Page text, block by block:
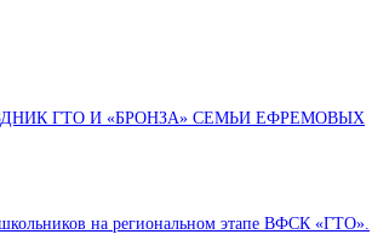
ГТО И «БРОНЗА» СЕМЬИ ЕФРЕМОВЫХ
на региональном этапе ВФСК «ГТО».